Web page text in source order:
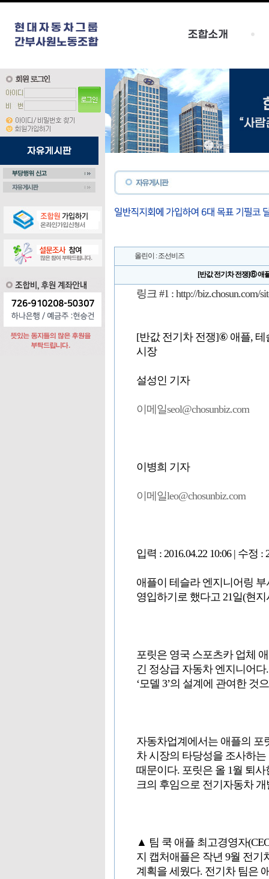
올린이 : 조선비즈
[반값 전기차 전쟁]⑥ 애
링크 #1 :http://biz.chosun.com/
[반값 전기차 전쟁]⑥ 애플, 테
시장
설성인 기자
이메일seol@chosunbiz.com
이병희 기자
이메일leo@chosunbiz.com
입력 : 2016.04.22 10:06 | 수정 :
애플이 테슬라 엔지니어링
영입하기로 했다고 21일(현
포릿은 영국 스포츠카 업체
긴 정상급 자동차 엔지니어다
‘모델 3’의 설계에 관여한 것
자동차업계에서는 애플의 포
차 시장의 타당성을 조사하
때문이다. 포릿은 올 1월 퇴
크의 후임으로 전기자동차
▲ 팀 쿡 애플 최고경영자
지 캡처애플은 작년 9월 전기
계획을 세웠다. 전기차 팀은